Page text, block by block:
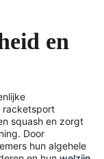
en
racketsport
squash en zorgt
Door
hun algehele